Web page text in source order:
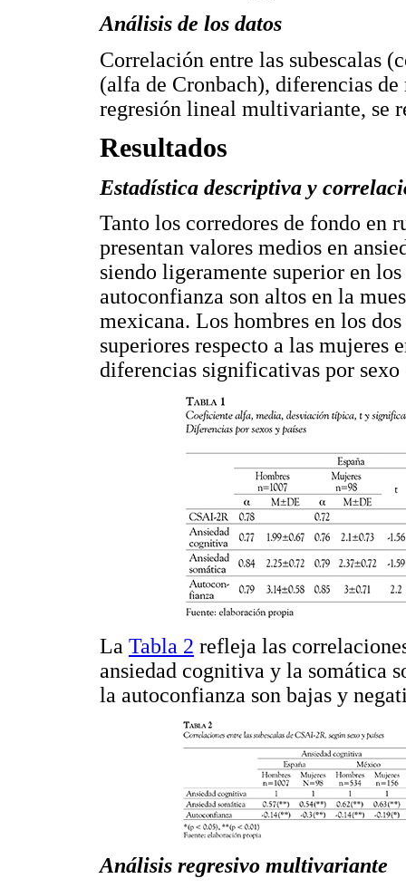
Análisis de los datos
Correlación entre las subescalas
(alfa de Cronbach), diferencias
regresión lineal multivariante, se
Resultados
Estadística descriptiva y
Tanto los corredores de fondo en
presentan valores medios en
siendo ligeramente superior en
autoconfianza son altos en la
mexicana. Los hombres en los
superiores respecto a las mujeres
diferencias significativas por sexo
La Tabla 2 refleja las
ansiedad cognitiva y la somática
la autoconfianza son bajas y
Análisis regresivo multivariante